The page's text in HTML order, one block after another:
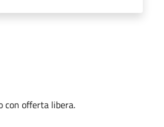
con offerta libera.